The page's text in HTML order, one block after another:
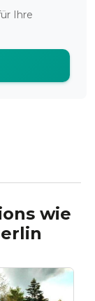
Ihre
wie